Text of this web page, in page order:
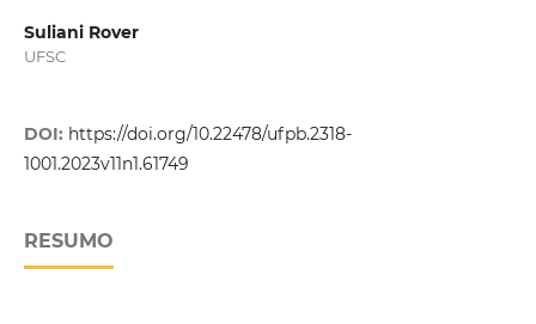
Suliani Rover
UFSC
DOI: https://doi.org/10.22478/ufpb.2318-
1001.2023v11n1.61749
RESUMO